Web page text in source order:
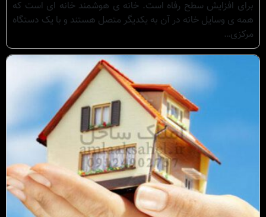
برای افزایش سطح رفاه است. خانه ی هوشمند خانه ای است که
همه ی وسایل خانه در آن به یکدیگر متصل هستند و با یک دستگاه
مرکزی…